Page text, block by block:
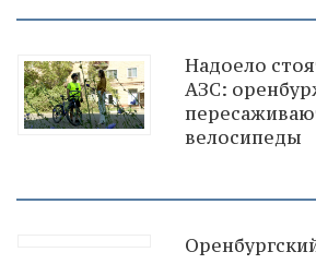
Надоело
АЗС:
велосипеды